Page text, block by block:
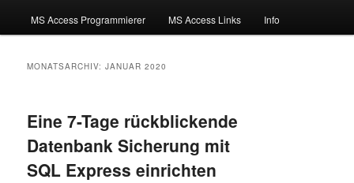
MS Access Programmierer MS Access Links Info
MONATSARCHIV:JANUAR 2020
Eine 7-Tage rückblickende
Datenbank Sicherung mit
SQL Express einrichten